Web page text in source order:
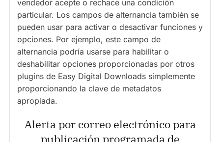
vendedor acepte o rechace una condición
particular. Los campos de alternancia también se
pueden usar para activar o desactivar funciones y
opciones. Por ejemplo, este campo de
alternancia podría usarse para habilitar o
deshabilitar opciones proporcionadas por otros
plugins de Easy Digital Downloads simplemente
proporcionando la clave de metadatos
apropiada.
Alerta por correo electrónico para
publicación programada de